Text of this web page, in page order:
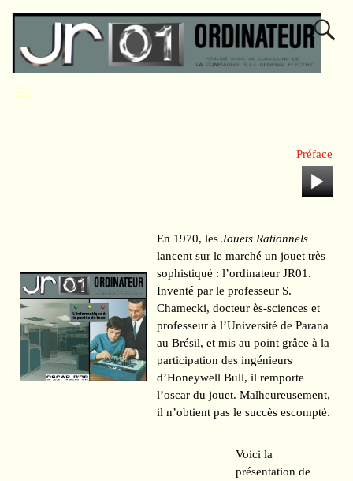
Préface
En 1970, lesJouets Rationnels
lancent sur le marché un jouet très
sophistiqué : l’ordinateur JR01.
Inventé par le professeur S.
Chamecki, docteur ès-sciences et
professeur à l’Université de Parana
au Brésil, et mis au point grâce à la
participation des ingénieurs
d’Honeywell Bull, il remporte
l’oscar du jouet. Malheureusement,
il n’obtient pas le succès escompté.
Voici la
présentation de